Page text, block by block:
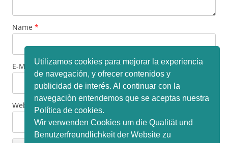
Utilizamos cookies para mejorar la experiencia
de navegación, y ofrecer contenidos y
publicidad de interés. Al continuar con la
navegaciòn entendemos que se aceptas nuestra
Política de cookies.
Wir verwenden Cookies um die Qualität und
Benutzerfreundlichkeit der Website zu
Name *
E-Mail-Adresse*
Website